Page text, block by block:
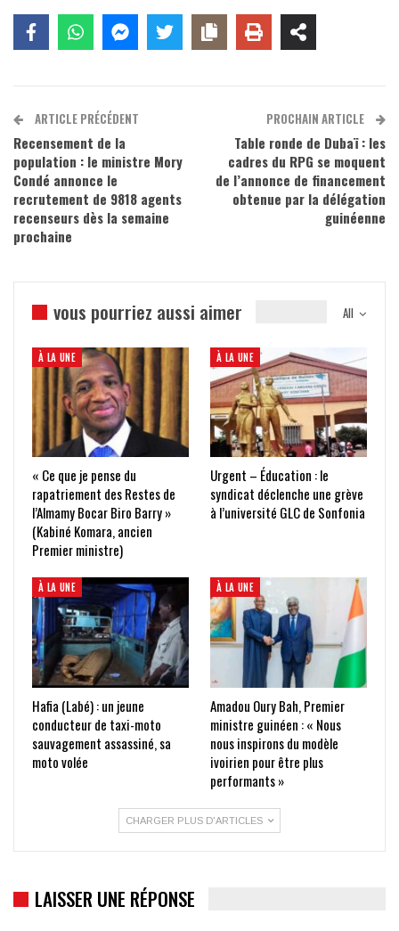
ARTICLE PRÉCÉDENT
Recensement de la
population : le ministre Mory
Condé annonce le
recrutement de 9818 agents
recenseurs dès la semaine
prochaine
PROCHAIN ARTICLE
Table ronde de Dubaï : les
cadres du RPG se moquent
de l’annonce de financement
obtenue par la délégation
guinéenne
All
vous pourriez aussi aimer
À LA UNE
« Ce que je pense du
rapatriement des Restes de
l’Almamy Bocar Biro Barry »
(Kabiné Komara, ancien
Premier ministre)
À LA UNE
Urgent – Éducation : le
syndicat déclenche une grève
à l’université GLC de Sonfonia
À LA UNE
Hafia (Labé) : un jeune
conducteur de taxi-moto
sauvagement assassiné, sa
moto volée
À LA UNE
Amadou Oury Bah, Premier
ministre guinéen : « Nous
nous inspirons du modèle
ivoirien pour être plus
performants »
CHARGER PLUS D'ARTICLES
LAISSER UNE RÉPONSE